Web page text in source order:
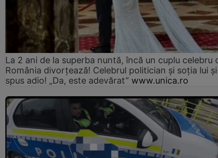
La 2 ani de la superba nuntă, încă un cuplu celebru
România divorțează! Celebrul politician și soția lui
spus adio! „Da, este adevărat” www.unica.ro